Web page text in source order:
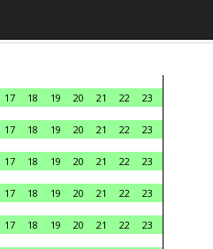
17 18 19 20 21 22
23
17 18 19 20 21 22
23
17 18 19 20 21 22
23
17 18 19 20 21 22
23
17 18 19 20 21 22
23